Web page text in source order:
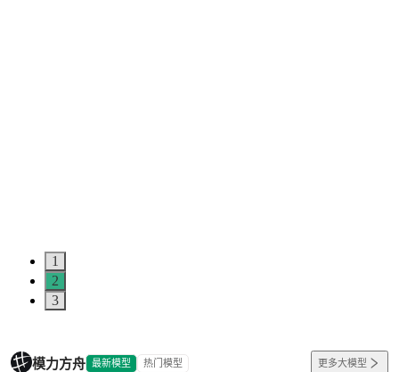
1
2
3
模力方舟 最新模型 热门模型 更多大模型